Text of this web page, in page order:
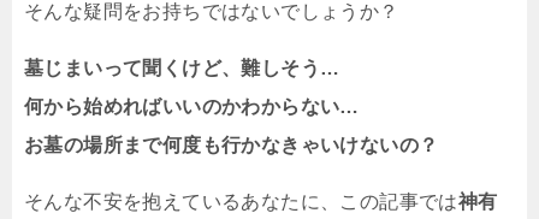
そんな疑問をお持ちではないでしょうか？
墓じまいって聞くけど、難しそう…
何から始めればいいのかわからない…
お墓の場所まで何度も行かなきゃいけないの？
そんな不安を抱えているあなたに、この記事では神有